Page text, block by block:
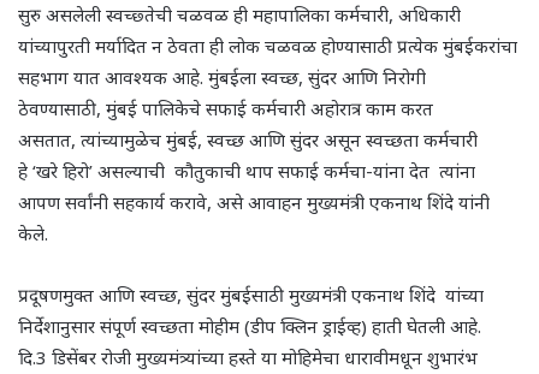
सुरु असलेली स्वच्छ्तेची चळवळ ही महापालिका कर्मचारी, अधिकारी
यांच्यापुरती मर्यादित न ठेवता ही लोक चळवळ होण्यासाठी प्रत्येक मुंबईकरांचा
सहभाग यात आवश्यक आहे. मुंबईला स्वच्छ, सुंदर आणि निरोगी
ठेवण्यासाठी, मुंबई पालिकेचे सफाई कर्मचारी अहोरात्र काम करत
असतात, त्यांच्यामुळेच मुंबई, स्वच्छ आणि सुंदर असून स्वच्छता कर्मचारी
हे ‘खरे हिरो’ असल्याची कौतुकाची थाप सफाई कर्मचा-यांना देत त्यांना
आपण सर्वांनी सहकार्य करावे, असे आवाहन मुख्यमंत्री एकनाथ शिंदे यांनी
केले.
प्रदूषणमुक्त आणि स्वच्छ, सुंदर मुंबईसाठी मुख्यमंत्री एकनाथ शिंदे यांच्या
निर्देशानुसार संपूर्ण स्वच्छता मोहीम (डीप क्लिन ड्राईव्ह) हाती घेतली आहे.
दि.3 डिसेंबर रोजी मुख्यमंत्र्यांच्या हस्ते या मोहिमेचा धारावीमधून शुभारंभ